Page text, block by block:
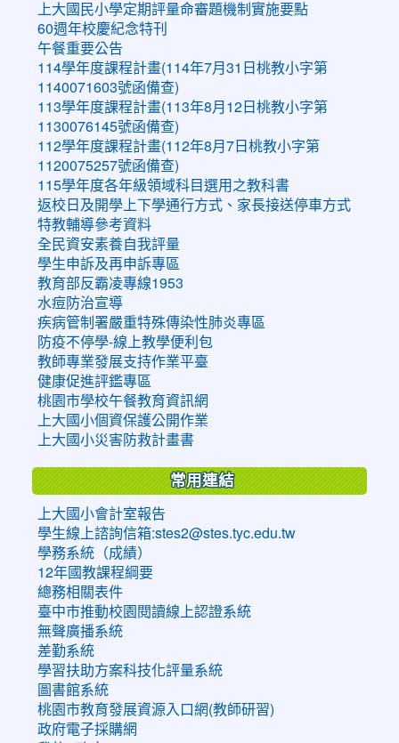
上大國民小學定期評量命審題機制實施要點
60週年校慶紀念特刊
午餐重要公告
114學年度課程計畫(114年7月31日桃教小字第
1140071603號函備查)
113學年度課程計畫(113年8月12日桃教小字第
1130076145號函備查)
112學年度課程計畫(112年8月7日桃教小字第
1120075257號函備查)
115學年度各年級領域科目選用之教科書
返校日及開學上下學通行方式、家長接送停車方式
特教輔導參考資料
全民資安素養自我評量
學生申訴及再申訴專區
教育部反霸凌專線1953
水痘防治宣導
疾病管制署嚴重特殊傳染性肺炎專區
防疫不停學-線上教學便利包
教師專業發展支持作業平臺
健康促進評鑑專區
桃園市學校午餐教育資訊網
上大國小個資保護公開作業
上大國小災害防救計畫書
常用連結
上大國小會計室報告
學生線上諮詢信箱:stes2@stes.tyc.edu.tw
學務系統（成績）
12年國教課程綱要
總務相關表件
臺中市推動校園閱讀線上認證系統
無聲廣播系統
差勤系統
學習扶助方案科技化評量系統
圖書館系統
桃園市教育發展資源入口網(教師研習)
政府電子採購網